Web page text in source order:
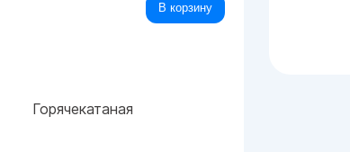
В корзину
Горячекатаная